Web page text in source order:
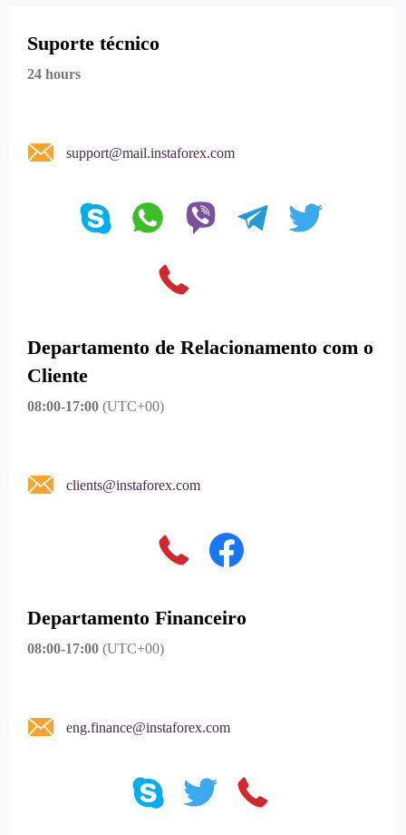
Suporte técnico
24 hours
support@mail.instaforex.com
Departamento de Relacionamento com o
Cliente
08:00-17:00 (UTC+00)
clients@instaforex.com
Departamento Financeiro
08:00-17:00 (UTC+00)
eng.finance@instaforex.com